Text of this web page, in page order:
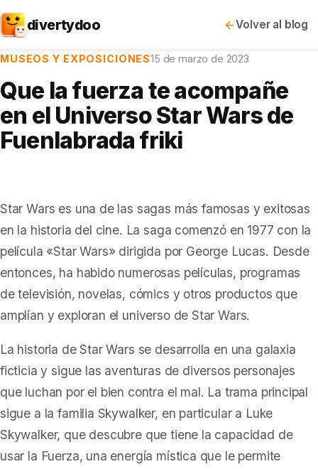
divertydoo Volver al blog
MUSEOS Y EXPOSICIONES15 de marzo de 2023
Que la fuerza te acompañe
en el Universo Star Wars de
Fuenlabrada friki
Star Wars es una de las sagas más famosas y exitosas
en la historia del cine. La saga comenzó en 1977 con la
película «Star Wars» dirigida por George Lucas. Desde
entonces, ha habido numerosas películas, programas
de televisión, novelas, cómics y otros productos que
amplían y exploran el universo de Star Wars.
La historia de Star Wars se desarrolla en una galaxia
ficticia y sigue las aventuras de diversos personajes
que luchan por el bien contra el mal. La trama principal
sigue a la familia Skywalker, en particular a Luke
Skywalker, que descubre que tiene la capacidad de
usar la Fuerza, una energía mística que le permite